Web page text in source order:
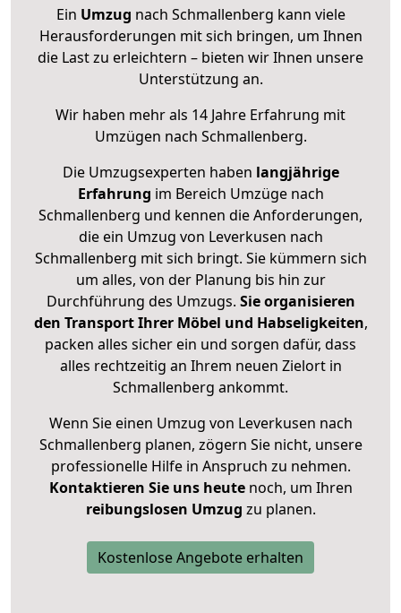
Ein Umzug nach Schmallenberg kann viele
Herausforderungen mit sich bringen, um Ihnen
die Last zu erleichtern – bieten wir Ihnen unsere
Unterstützung an.
Wir haben mehr als 14 Jahre Erfahrung mit
Umzügen nach Schmallenberg.
Die Umzugsexperten haben langjährige
Erfahrung im Bereich Umzüge nach
Schmallenberg und kennen die Anforderungen,
die ein Umzug von Leverkusen nach
Schmallenberg mit sich bringt. Sie kümmern sich
um alles, von der Planung bis hin zur
Durchführung des Umzugs. Sie organisieren
den Transport Ihrer Möbel und Habseligkeiten,
packen alles sicher ein und sorgen dafür, dass
alles rechtzeitig an Ihrem neuen Zielort in
Schmallenberg ankommt.
Wenn Sie einen Umzug von Leverkusen nach
Schmallenberg planen, zögern Sie nicht, unsere
professionelle Hilfe in Anspruch zu nehmen.
Kontaktieren Sie uns heutenoch, um Ihren
reibungslosen Umzug zu planen.
Kostenlose Angebote erhalten